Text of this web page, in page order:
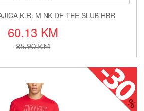
K.R. M NK DF TEE SLUB HBR
60.13 KM
85.90 KM